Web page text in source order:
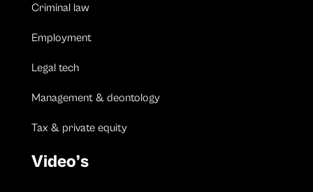
Criminal law
Employment
Legal tech
Management & deontology
Tax & private equity
Video’s